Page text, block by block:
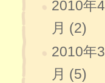
2010年4
月 (2)
2010年3
月 (5)